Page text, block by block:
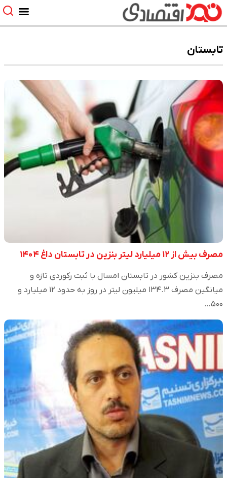
تابستان
مصرف بیش از ۱۲ میلیارد لیتر بنزین در تابستان داغ ۱۴۰۴
مصرف بنزین کشور در تابستان امسال با ثبت رکوردی تازه و
میانگین مصرف ۱۳۴.۳ میلیون لیتر در روز به حدود ۱۲ میلیارد و
۵۰۰…